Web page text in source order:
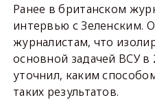
Ранее в британском
интервью с Зеленским.
журналистам, что
основной задачей ВСУ в
уточнил, каким
таких результатов.